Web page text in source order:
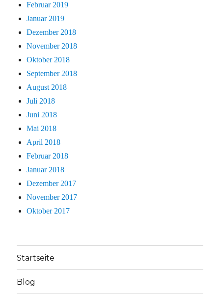
Februar 2019
Januar 2019
Dezember 2018
November 2018
Oktober 2018
September 2018
August 2018
Juli 2018
Juni 2018
Mai 2018
April 2018
Februar 2018
Januar 2018
Dezember 2017
November 2017
Oktober 2017
Startseite
Blog